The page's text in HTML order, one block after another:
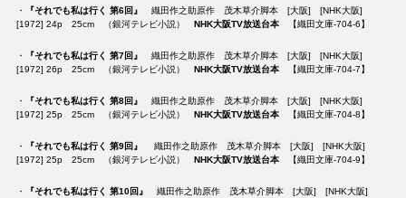
・ 『それでも私は行く 第6回』
織田作之助原作 茂木草介脚本 [大阪] [NHK大阪]
[1972] 24p 25cm （銀河テレビ小説） NHK大阪TV放送台本【織田文庫-704-6】
・ 『それでも私は行く 第7回』
織田作之助原作 茂木草介脚本 [大阪] [NHK大阪]
[1972] 26p 25cm （銀河テレビ小説） NHK大阪TV放送台本【織田文庫-704-7】
・ 『それでも私は行く 第8回』
織田作之助原作 茂木草介脚本 [大阪] [NHK大阪]
[1972] 25p 25cm （銀河テレビ小説） NHK大阪TV放送台本【織田文庫-704-8】
・ 『それでも私は行く 第9回』
織田作之助原作 茂木草介脚本 [大阪] [NHK大阪]
[1972] 25p 25cm （銀河テレビ小説） NHK大阪TV放送台本【織田文庫-704-9】
・ 『それでも私は行く 第10回』
織田作之助原作 茂木草介脚本 [大阪] [NHK大阪]